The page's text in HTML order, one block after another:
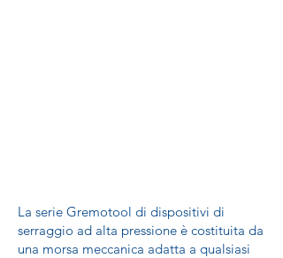
La serie Gremotool di dispositivi di
serraggio ad alta pressione è costituita da
una morsa meccanica adatta a qualsiasi